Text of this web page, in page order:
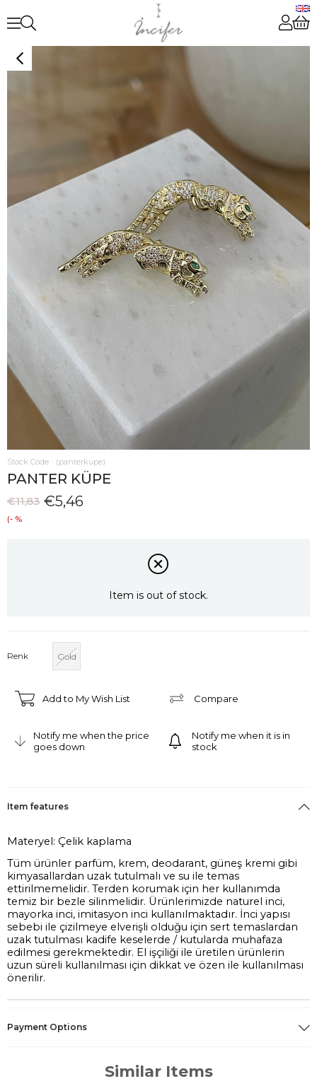
Stock Code (panterkupe)
PANTER KÜPE
€11,83 €5,46
%
Item is out of stock.
Renk Gold
Add to My Wish List Compare
Notify me when the price
goes down
Notify me when it is in
stock
Item features
Materyel: Çelik kaplama
Tüm ürünler parfüm, krem, deodarant, güneş kremi gibi
kimyasallardan uzak tutulmalı ve su ile temas
ettirilmemelidir. Terden korumak için her kullanımda
temiz bir bezle silinmelidir. Ürünlerimizde naturel inci,
mayorka inci, imitasyon inci kullanılmaktadır. İnci yapısı
sebebi ile çizilmeye elverişli olduğu için sert temaslardan
uzak tutulması kadife keselerde / kutularda muhafaza
edilmesi gerekmektedir. El işçiliği ile üretilen ürünlerin
uzun süreli kullanılması için dikkat ve özen ile kullanılması
önerilir.
Payment Options
Similar Items